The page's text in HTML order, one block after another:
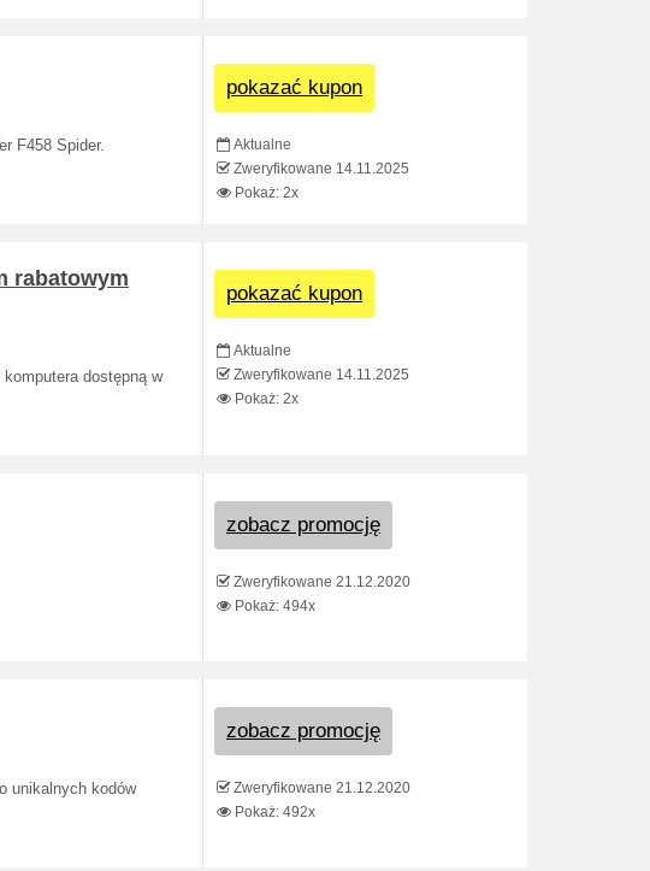
F458 Spider.
pokazać kupon
Aktualne
Zweryfikowane 14.11.2025
Pokaż: 2x
rabatowym
dostępną w
pokazać kupon
Aktualne
Zweryfikowane 14.11.2025
Pokaż: 2x
zobacz promocję
Zweryfikowane 21.12.2020
Pokaż: 494x
unikalnych kodów
zobacz promocję
Zweryfikowane 21.12.2020
Pokaż: 492x